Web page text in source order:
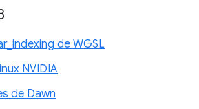
de WGSL
NVIDIA
de Dawn